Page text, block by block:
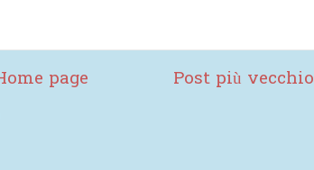
Post più vecchio
page